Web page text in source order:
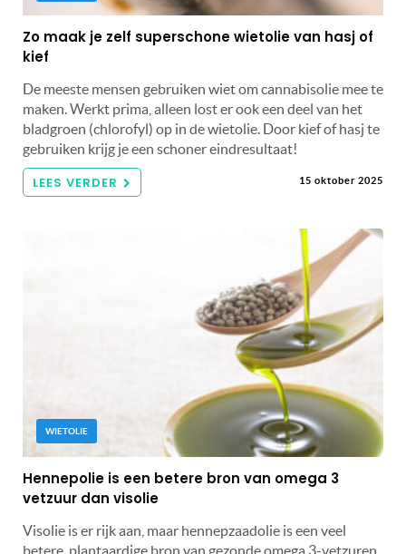
Zo maak je zelf superschone wietolie van hasj of
kief
De meeste mensen gebruiken wiet om cannabisolie mee te
maken. Werkt prima, alleen lost er ook een deel van het
bladgroen (chlorofyl) op in de wietolie. Door kief of hasj te
gebruiken krijg je een schoner eindresultaat!
LEES VERDER 15 oktober 2025
WIETOLIE
Hennepolie is een betere bron van omega 3
vetzuur dan visolie
Visolie is er rijk aan, maar hennepzaadolie is een veel
betere, plantaardige bron van gezonde omega 3-vetzuren.